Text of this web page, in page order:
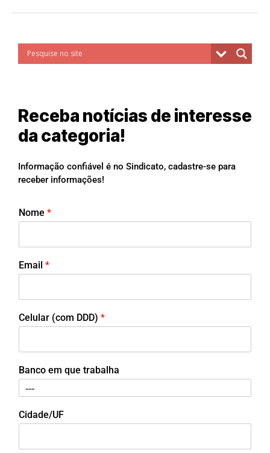
Receba notícias de interesse
da categoria!
Informação confiável é no Sindicato, cadastre-se para
receber informações!
Nome *
Email *
Celular (com DDD) *
Banco em que trabalha
Cidade/UF